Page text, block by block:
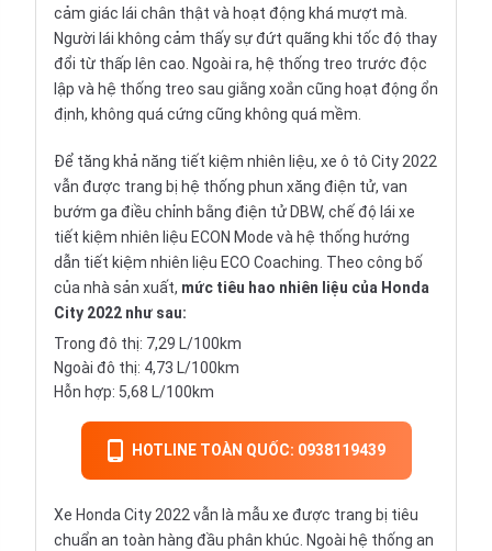
cảm giác lái chân thật và hoạt động khá mượt mà.
Người lái không cảm thấy sự đứt quãng khi tốc độ thay
đổi từ thấp lên cao. Ngoài ra, hệ thống treo trước độc
lập và hệ thống treo sau giằng xoắn cũng hoạt động ổn
định, không quá cứng cũng không quá mềm.
Để tăng khả năng tiết kiệm nhiên liệu, xe ô tô City 2022
vẫn được trang bị hệ thống phun xăng điện tử, van
bướm ga điều chỉnh bằng điện tử DBW, chế độ lái xe
tiết kiệm nhiên liệu ECON Mode và hệ thống hướng
dẫn tiết kiệm nhiên liệu ECO Coaching. Theo công bố
của nhà sản xuất, mức tiêu hao nhiên liệu của Honda
City 2022 như sau:
Trong đô thị: 7,29 L/100km
Ngoài đô thị: 4,73 L/100km
Hỗn hợp: 5,68 L/100km
HOTLINE TOÀN QUỐC: 0938119439
Xe Honda City 2022 vẫn là mẫu xe được trang bị tiêu
chuẩn an toàn hàng đầu phân khúc. Ngoài hệ thống an